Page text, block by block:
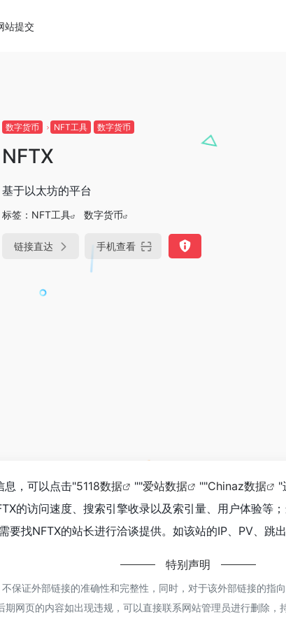
站提交
数字货币 NFT工具 数字货币
NFTX
基于以太坊的平台
标签： NFT工具 数字货币
链接直达 手机查看
息，可以点击"5118数据 ""爱站数据 ""Chinaz数据
"
的访问速度、搜索引擎收录以及索引量、用户体验等
要找NFTX的站长进行洽谈提供。如该站的IP、PV、跳出
特别声明
保证外部链接的准确性和完整性，同时，对于该外部链接的
网页的内容如出现违规，可以直接联系网站管理员进行删除，